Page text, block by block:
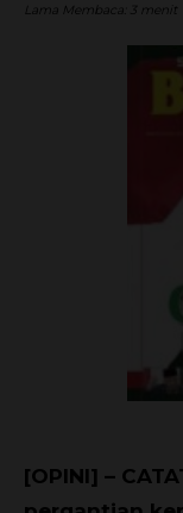
Lama Membaca: 3 menit
[OPINI] –